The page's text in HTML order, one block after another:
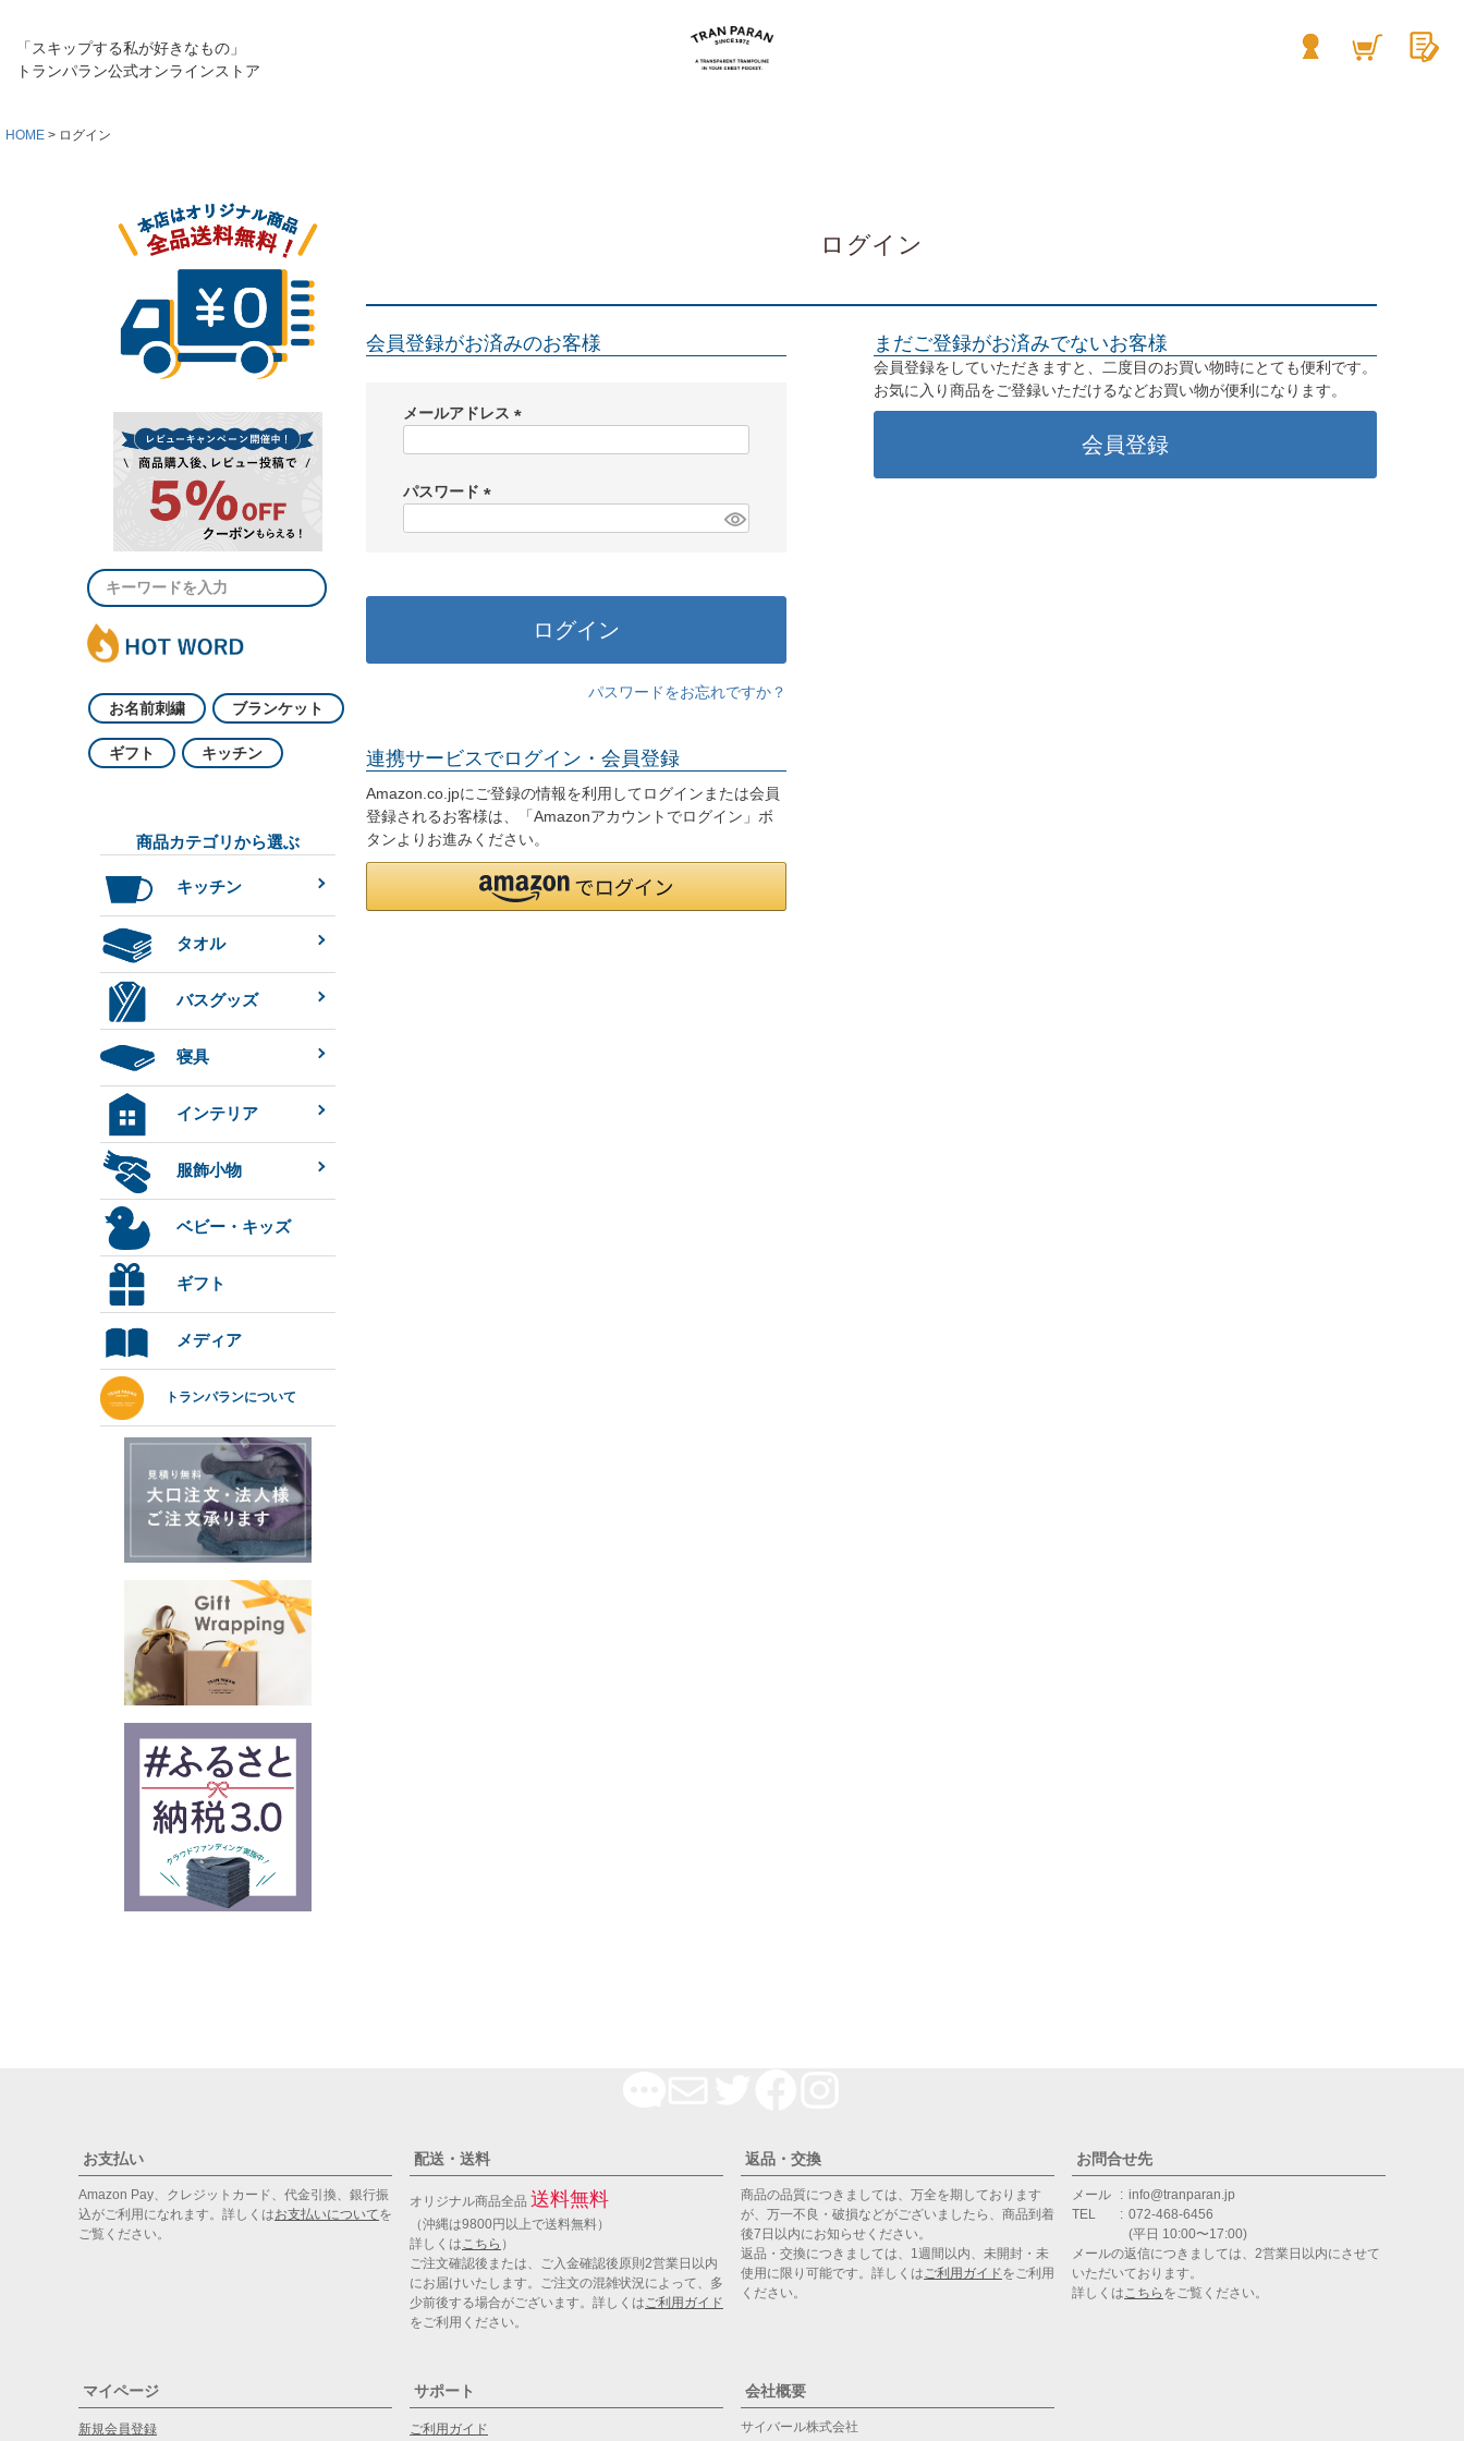
「スキップする私が好きなもの」
トランパラン公式オンラインストア
HOME ログイン
お名前刺繍 ブランケット
ギフト キッチン
商品カテゴリから選ぶ
キッチン
タオル
バスグッズ
寝具
インテリア
服飾小物
ベビー・キッズ
ギフト
メディア
トランパランについて
ログイン
会員登録がお済みのお客様
メールアドレス
)
パスワード
ログイン
パスワードをお忘れですか？
連携サービスでログイン・会員登録
Amazon.co.jpにご登録の情報を利用してログインまたは会員
登録されるお客様は、「Amazonアカウントでログイン」ボ
タンよりお進みください。
まだご登録がお済みでないお客様
会員登録をしていただきますと、二度目のお買い物時にとても便利です。
お気に入り商品をご登録いただけるなどお買い物が便利になります。
会員登録
お支払い
Amazon Pay、クレジットカード、代金引換、銀行振
込がご利用になれます。詳しくはお支払いについてを
ご覧ください。
配送・送料
オリジナル商品全品 送料無料
（沖縄は9800円以上で送料無料）
詳しくはこちら ）
ご注文確認後または、ご入金確認後原則2営業日以内
にお届けいたします。ご注文の混雑状況によって、多
少前後する場合がございます。詳しくはご利用ガイド
をご利用ください。
返品・交換
商品の品質につきましては、万全を期しております
が、万一不良・破損などがございましたら、商品到着
後7日以内にお知らせください。
返品・交換につきましては、1週間以内、未開封・未
使用に限り可能です。詳しくはご利用ガイドをご利用
ください。
お問合せ先
メール
info@tranparan.jp
TEL
072-468-6456
(平日 10:00〜17:00)
メールの返信につきましては、2営業日以内にさせて
いただいております。
詳しくはこちら をご覧ください。
マイページ
新規会員登録
サポート
ご利用ガイド
会社概要
サイバール株式会社